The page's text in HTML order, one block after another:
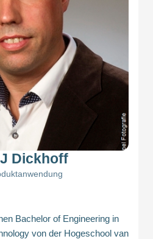
Dickhoff
Bachelor of Engineering in
von der Hogeschool van